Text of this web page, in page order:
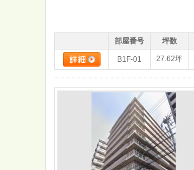
部屋番号 坪数
B1F-01 27.62坪